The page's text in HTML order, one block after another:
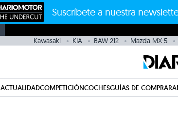
Suscríbete a nuestra
Kawasaki KIA BAW 212 Mazda MX-5
ACTUALIDADCOMPETICIÓNCOCHESGUÍAS DE COMPRA